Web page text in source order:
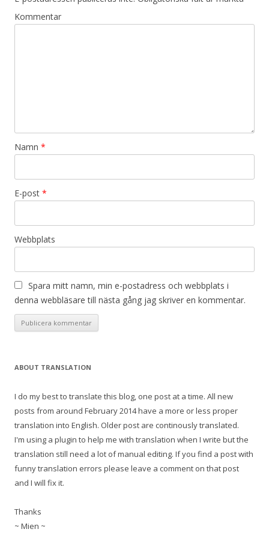
Kommentar
Namn *
E-post *
Webbplats
Spara mitt namn, min e-postadress och webbplats i
denna webbläsare till nästa gång jag skriver en kommentar.
ABOUT TRANSLATION
I do my best to translate this blog, one post at a time. All new
posts from around February 2014 have a more or less proper
translation into English. Older post are continously translated.
I'm using a plugin to help me with translation when I write but the
translation still need a lot of manual editing. If you find a post with
funny translation errors please leave a comment on that post
and I will fix it.
Thanks
~ Mien ~